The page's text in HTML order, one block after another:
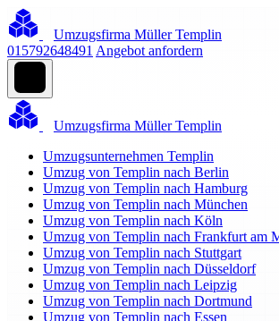
Umzugsfirma Müller Templin
015792648491 Angebot anfordern
Umzugsfirma Müller Templin
Umzugsunternehmen Templin
Umzug von Templin nach Berlin
Umzug von Templin nach Hamburg
Umzug von Templin nach München
Umzug von Templin nach Köln
Umzug von Templin nach Frankfurt am
Umzug von Templin nach Stuttgart
Umzug von Templin nach Düsseldorf
Umzug von Templin nach Leipzig
Umzug von Templin nach Dortmund
Umzug von Templin nach Essen